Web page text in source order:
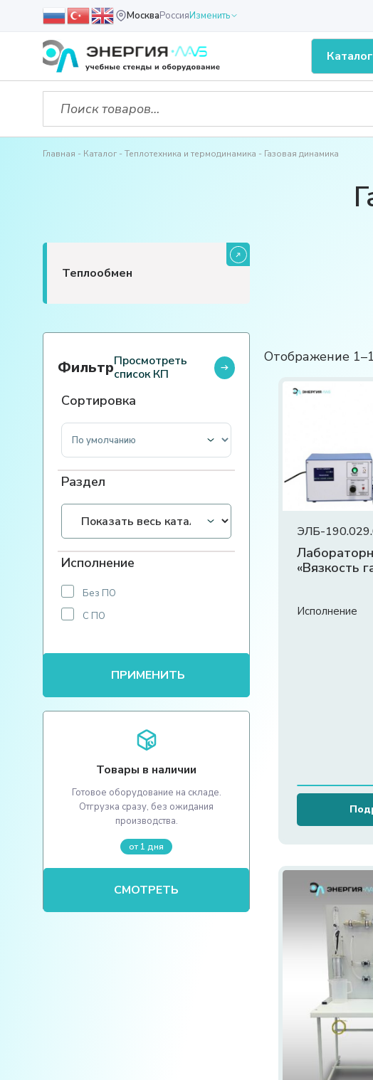
МоскваРоссияИзменить
Каталог
Главная Каталог Теплотехника и термодинамика Газовая динамика
Теплообмен
ФильтрПросмотреть
список КП
Сортировка
Сортировка товаров
Раздел
Исполнение
Без ПО
С ПО
ПРИМЕНИТЬ
Товары в наличии
Готовое оборудование на складе.
Отгрузка сразу, без ожидания
производства.
от 1 дня
СМОТРЕТЬ
Отображение
ЭЛБ-
«Вязкость
Исполнение